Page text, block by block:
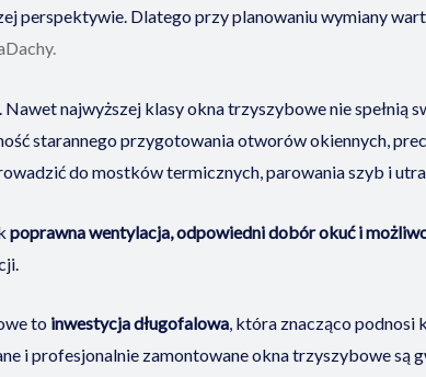
perspektywie. Dlatego przy planowaniu wymiany
. Nawet najwyższej klasy okna trzyszybowe nie spełnią
starannego przygotowania otworów okiennych,
do mostków termicznych, parowania szyb i
poprawna wentylacja, odpowiedni dobór okuć i
to inwestycja długofalowa, która znacząco podnosi
i profesjonalnie zamontowane okna trzyszybowe są